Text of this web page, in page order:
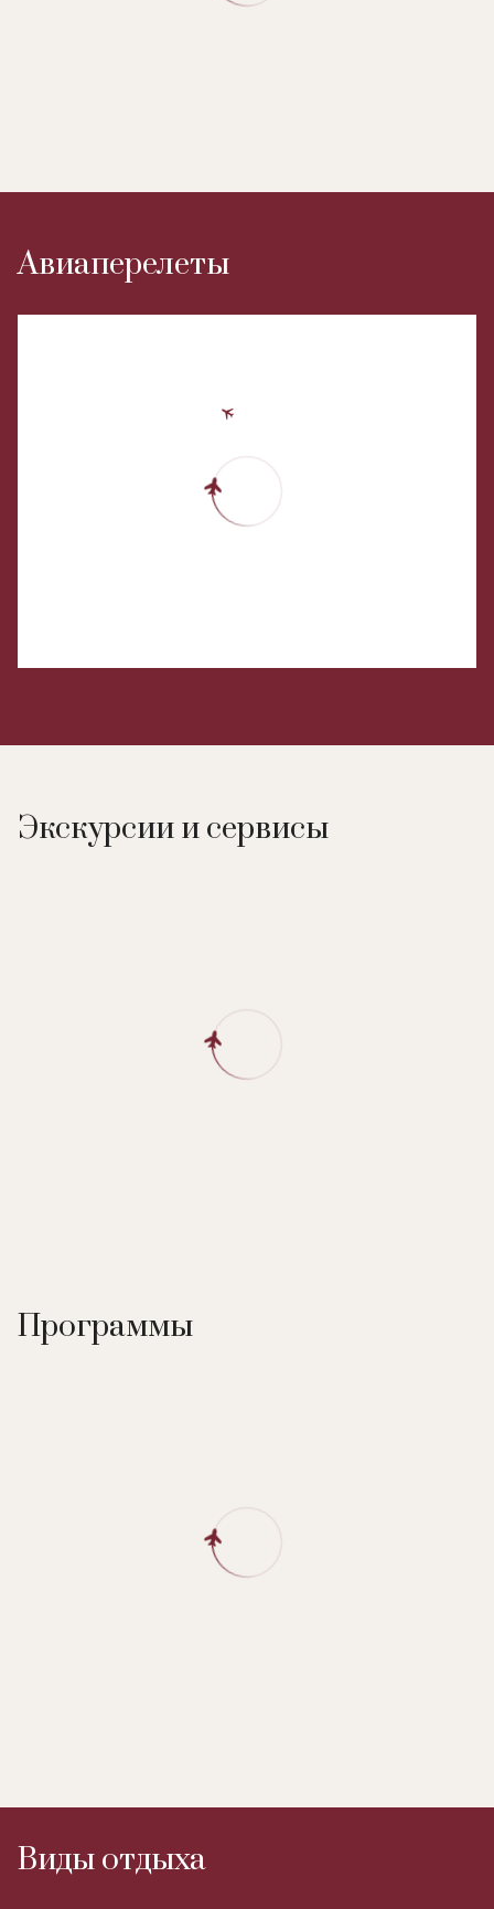
Авиаперелеты
Экскурсии и сервисы
Программы
Виды отдыха